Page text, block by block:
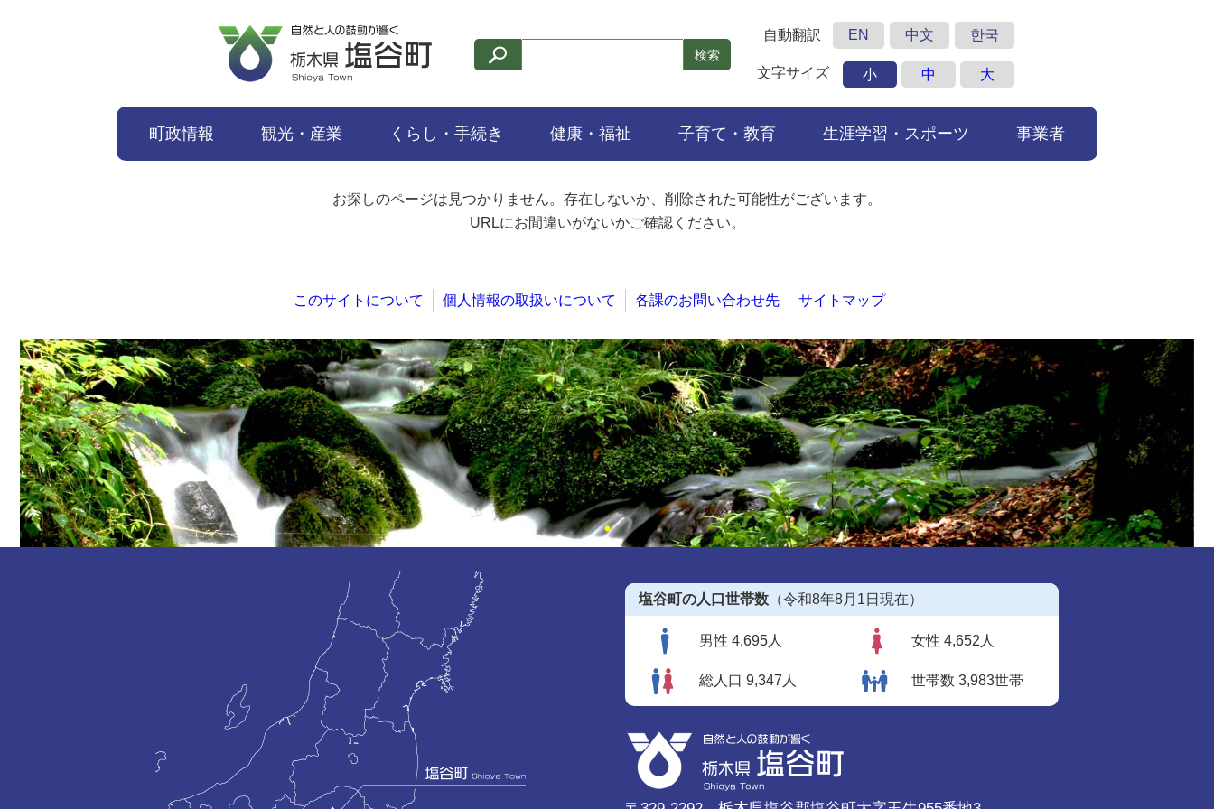
検索
自動翻訳 EN 中文 한국
文字サイズ 小 中 大
町政情報 観光・産業 くらし・手続き 健康・福祉 子育て・教育 生涯学習・スポーツ 事業者
お探しのページは見つかりません。存在しないか、削除された可能性がございます。
URLにお間違いがないかご確認ください。
このサイトについて 個人情報の取扱いについて 各課のお問い合わせ先 サイトマップ
塩谷町の人口世帯数 （令和8年8月1日現在）
男性 4,695人 女性 4,652人
総人口 9,347人 世帯数 3,983世帯